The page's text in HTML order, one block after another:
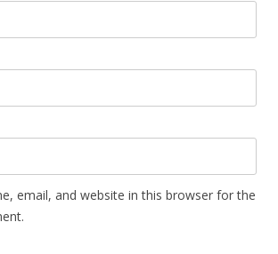
email, and website in this browser for the